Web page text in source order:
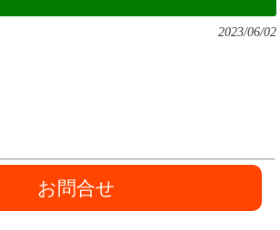
2023/06/02
お問合せ